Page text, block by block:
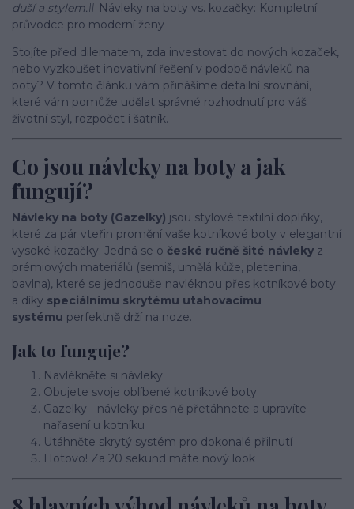
duší a stylem.# Návleky na boty vs. kozačky: Kompletní
průvodce pro moderní ženy
Stojíte před dilematem, zda investovat do nových kozaček,
nebo vyzkoušet inovativní řešení v podobě návleků na
boty? V tomto článku vám přinášíme detailní srovnání,
které vám pomůže udělat správné rozhodnutí pro váš
životní styl, rozpočet i šatník.
Co jsou návleky na boty a jak
fungují?
Návleky na boty (Gazelky) jsou stylové textilní doplňky,
které za pár vteřin promění vaše kotníkové boty v elegantní
vysoké kozačky. Jedná se o české ručně šité návleky z
prémiových materiálů (semiš, umělá kůže, pletenina,
bavlna), které se jednoduše navléknou přes kotníkové boty
a díky speciálnímu skrytému utahovacímu
systému perfektně drží na noze.
Jak to funguje?
Navlékněte si návleky
Obujete svoje oblíbené kotníkové boty
Gazelky - návleky přes ně přetáhnete a upravíte
nařasení u kotníku
Utáhněte skrytý systém pro dokonalé přilnutí
Hotovo! Za 20 sekund máte nový look